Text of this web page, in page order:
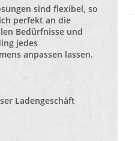
sind flexibel, so
perfekt an die
Bedürfnisse und
jedes
anpassen lassen.
Ladengeschäft